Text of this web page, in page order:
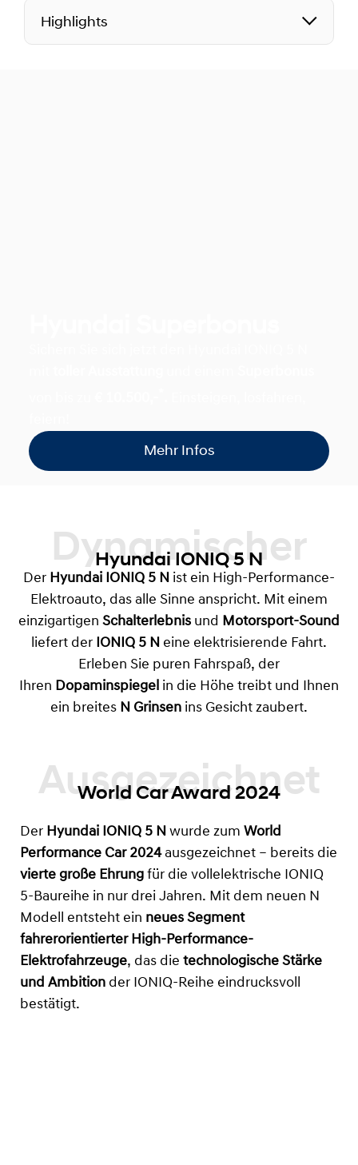
Highlights
Mehr Infos
Dynamischer
Hyundai IONIQ 5 N
Der Hyundai IONIQ 5 N ist ein High-Performance-
Elektroauto, das alle Sinne anspricht. Mit einem
einzigartigen Schalterlebnis und Motorsport-Sound
liefert der IONIQ 5 N eine elektrisierende Fahrt.
Erleben Sie puren Fahrspaß, der
Ihren Dopaminspiegel in die Höhe treibt und Ihnen
ein breites N Grinsen ins Gesicht zaubert.
World Car Award 2024
Der Hyundai IONIQ 5 N wurde zum World
Performance Car 2024ausgezeichnet – bereits die
vierte große Ehrung für die vollelektrische IONIQ
5-Baureihe in nur drei Jahren. Mit dem neuen N
Modell entsteht ein neues Segment
fahrerorientierter High-Performance-
Elektrofahrzeuge, das die technologische Stärke
und Ambition der IONIQ-Reihe eindrucksvoll
bestätigt.